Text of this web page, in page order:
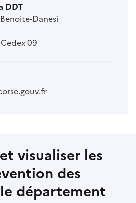
DDT
Danesi
09
visualiser les
des
département